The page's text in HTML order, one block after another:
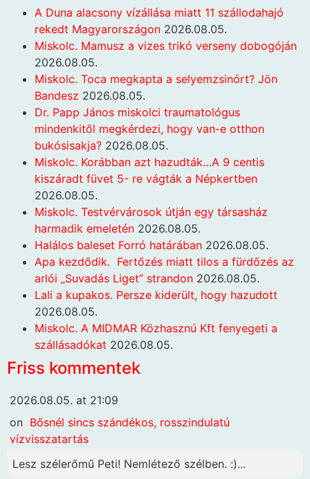
A Duna alacsony vízállása miatt 11 szállodahajó
rekedt Magyarországon 2026.08.05.
Miskolc. Mamusz a vizes trikó verseny dobogóján
2026.08.05.
Miskolc. Toca megkapta a selyemzsinórt? Jön
Bandesz 2026.08.05.
Dr. Papp János miskolci traumatológus
mindenkitől megkérdezi, hogy van-e otthon
bukósisakja? 2026.08.05.
Miskolc. Korábban azt hazudták…A 9 centis
kiszáradt füvet 5- re vágták a Népkertben
2026.08.05.
Miskolc. Testvérvárosok útján egy társasház
harmadik emeletén 2026.08.05.
Halálos baleset Forró határában 2026.08.05.
Apa kezdődik. Fertőzés miatt tilos a fürdőzés az
arlói „Suvadás Liget” strandon 2026.08.05.
Lali a kupakos. Persze kiderült, hogy hazudott
2026.08.05.
Miskolc. A MIDMAR Közhasznú Kft fenyegeti a
szállásadókat 2026.08.05.
Friss kommentek
2026.08.05. at 21:09
on Bősnél sincs szándékos, rosszindulatú
vízvisszatartás
Lesz szélerőmű Peti! Nemlétező szélben. :)...